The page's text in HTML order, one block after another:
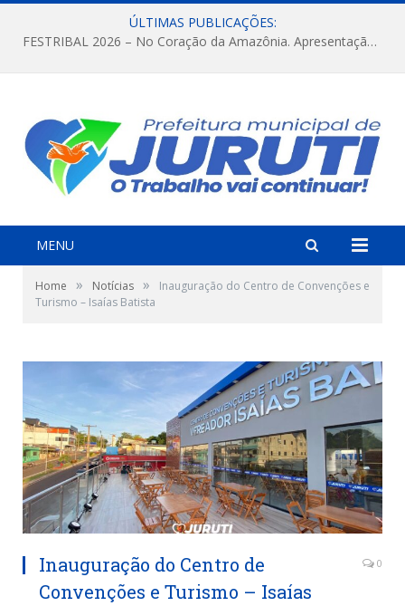
ÚLTIMAS PUBLICAÇÕES:
FESTRIBAL 2026 – No Coração da Amazônia. Apresentação da Munduruku.
MENU
Home » Notícias »
Inauguração do Centro de Convenções e
Turismo – Isaías Batista
Inauguração do Centro de
Convenções e Turismo – Isaías
0